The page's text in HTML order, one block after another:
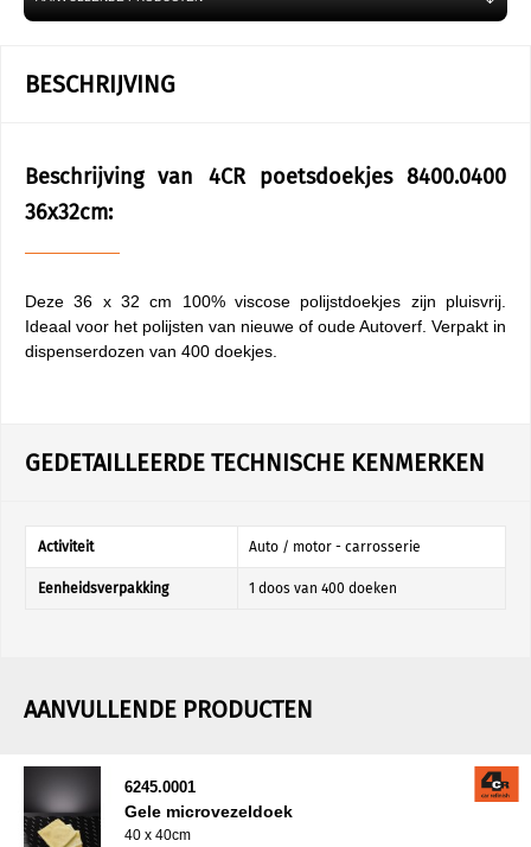
BESCHRIJVING
Beschrijving van 4CR poetsdoekjes 8400.0400
36x32cm:
Deze 36 x 32 cm 100% viscose polijstdoekjes zijn pluisvrij.
Ideaal voor het polijsten van nieuwe of oude Autoverf. Verpakt in
dispenserdozen van 400 doekjes.
GEDETAILLEERDE TECHNISCHE KENMERKEN
Activiteit Auto / motor - carrosserie
Eenheidsverpakking 1 doos van 400 doeken
AANVULLENDE PRODUCTEN
6245.0001
Gele microvezeldoek
40 x 40cm